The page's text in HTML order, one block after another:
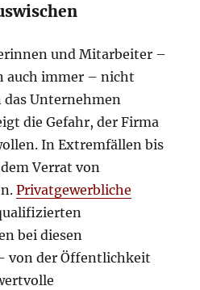
und Mitarbeiter –
auch immer – nicht
das Unternehmen
die Gefahr, der Firma
In Extremfällen bis
Verrat von
Privatgewerbliche
bei diesen
von der Öffentlichkeit